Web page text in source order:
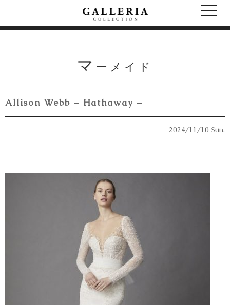
マ ーメイド
Allison Webb – Hathaway –
2024/11/10 Sun.